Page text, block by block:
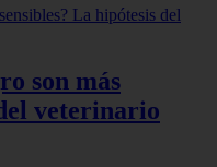
son más
veterinario